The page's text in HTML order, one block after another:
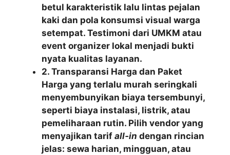
betul karakteristik lalu lintas pejalan
kaki dan pola konsumsi visual warga
setempat. Testimoni dari UMKM atau
event organizer lokal menjadi bukti
nyata kualitas layanan.
2. Transparansi Harga dan Paket
Harga yang terlalu murah seringkali
menyembunyikan biaya tersembunyi,
seperti biaya instalasi, listrik, atau
pemeliharaan rutin. Pilih vendor yang
menyajikan tarif all‑in dengan rincian
jelas: sewa harian, mingguan, atau